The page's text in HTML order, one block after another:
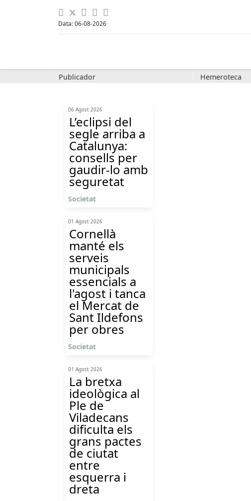
Data: 06-08-2026
Publicador Hemeroteca
06 Agost 2026
L’eclipsi del
segle arriba a
Catalunya:
consells per
gaudir-lo amb
seguretat
Societat
01 Agost 2026
Cornellà
manté els
serveis
municipals
essencials a
l'agost i tanca
el Mercat de
Sant Ildefons
per obres
Societat
01 Agost 2026
La bretxa
ideològica al
Ple de
Viladecans
dificulta els
grans pactes
de ciutat
entre
esquerra i
dreta